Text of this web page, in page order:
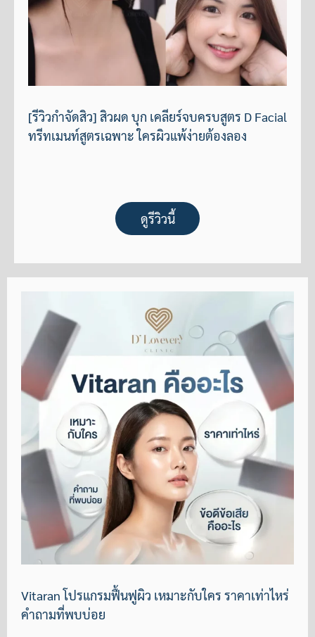
[รีวิวกำจัดสิว] สิวผด บุก เคลียร์จบครบสูตร D Facial
ทรีทเมนท์สูตรเฉพาะ ใครผิวแพ้ง่ายต้องลอง
ดูรีวิวนี้
Vitaran โปรแกรมฟื้นฟูผิว เหมาะกับใคร ราคาเท่าไหร่
คำถามที่พบบ่อย